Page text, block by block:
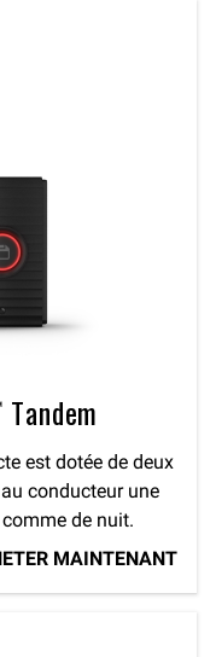
est dotée de deux
conducteur une
de nuit.
MAINTENANT